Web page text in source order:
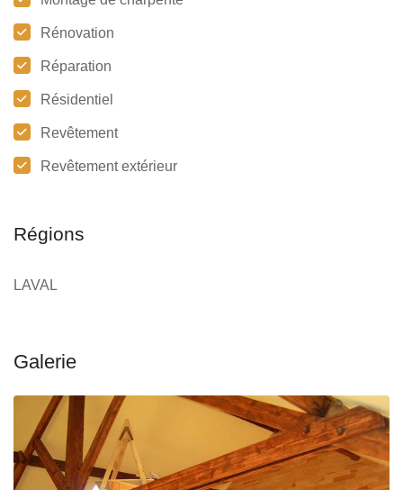
Rénovation
Réparation
Résidentiel
Revêtement
Revêtement extérieur
Régions
LAVAL